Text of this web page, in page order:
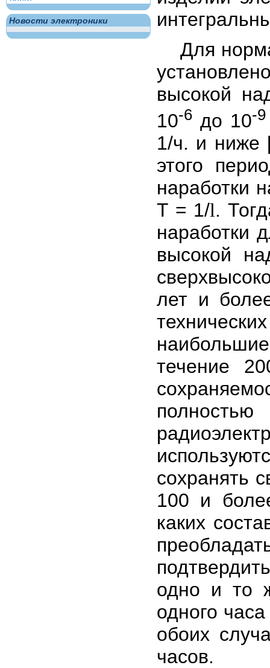
Новости электроники
Для
высокой
10-6 до 10-9
1/ч. и ниже
этого
наработки
T = 1/l.
наработки
высокой
лет и
наибольшие
течение
сохранять
100 и
каких
одно и то
одного
обоих
часов.